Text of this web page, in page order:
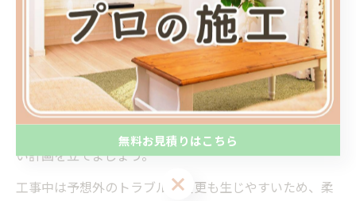
です。
また、外出や一時的な預け先の利用も選択肢のひとつで
す。特に塗装や床材の張り替えなど、化学物質が発生す
る工事は赤ちゃんがいないタイミングで実施することが
望ましいです。工事の工程や日程を事前に詳細に確認
し、家族全員のスケジュールと照らし合わせて無理のな
い計画を立てましょう。
工事中は予想外のトラブルや変更も生じやすいため、柔
無料お見積りはこちら
無料お見積りはこちら